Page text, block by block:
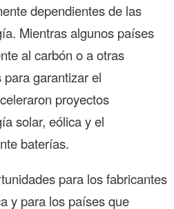
dependientes de las
Mientras algunos países
al carbón o a otras
garantizar el
proyectos
solar, eólica y el
baterías.
para los fabricantes
y para los países que